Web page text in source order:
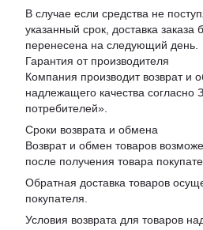
В случае если средства не
указанный срок, доставка заказа
перенесена на следующий день.
Гарантия от производителя
Компания производит возврат и
надлежащего качества согласно
потребителей».
Сроки возврата и обмена
Возврат и обмен товаров
после получения товара
Обратная доставка товаров
покупателя.
Условия возврата для товаров